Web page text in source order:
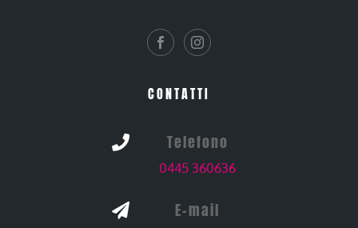
CONTATTI
 Telefono
0445 360636
 E-mail